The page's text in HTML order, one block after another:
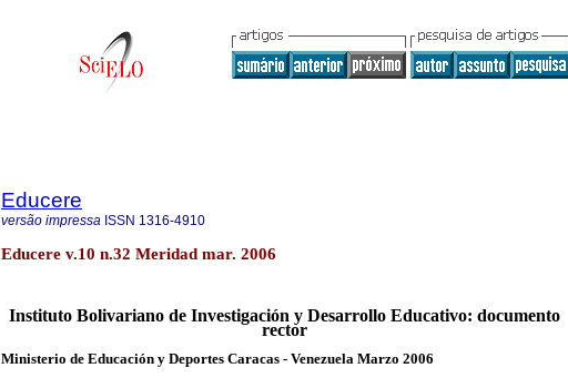
Educere
versão impressa ISSN 1316-4910
Educere v.10 n.32 Meridad mar. 2006
Instituto Bolivariano de Investigación y Desarrollo Educativo: documento
rector
Ministerio de Educación y Deportes Caracas - Venezuela Marzo 2006